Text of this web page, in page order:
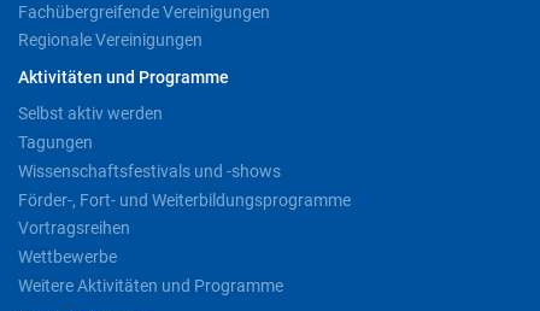
Fachübergreifende Vereinigungen
Regionale Vereinigungen
Aktivitäten und Programme
Selbst aktiv werden
Tagungen
Wissenschaftsfestivals und -shows
Förder-, Fort- und Weiterbildungsprogramme
Vortragsreihen
Wettbewerbe
Weitere Aktivitäten und Programme